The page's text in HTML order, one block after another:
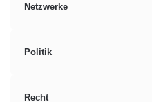
Netzwerke
Politik
Recht